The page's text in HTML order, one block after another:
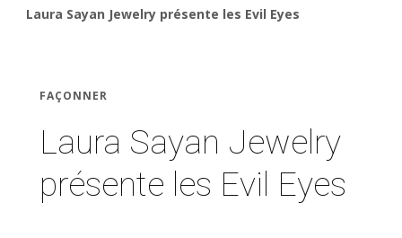
Laura Sayan Jewelry présente les Evil Eyes
FAÇONNER
Laura Sayan Jewelry
présente les Evil Eyes